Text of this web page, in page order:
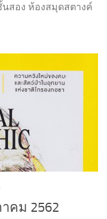
สอง ห้องสมุดสตางค์
าคม 2562